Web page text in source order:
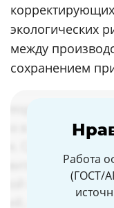
экологических
между
сохранением
Работа
(ГОСТ/